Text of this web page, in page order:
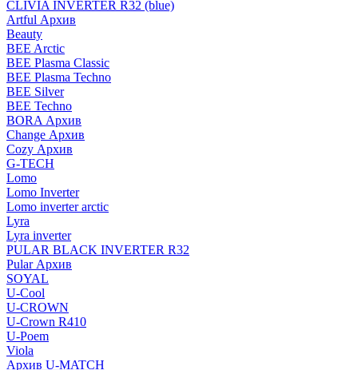
CLIVIA INVERTER R32 (blue)
Artful Архив
Beauty
BEE Arctic
BEE Plasma Classic
BEE Plasma Techno
BEE Silver
BEE Techno
BORA Архив
Change Архив
Cozy Архив
G-TECH
Lomo
Lomo Inverter
Lomo inverter arctic
Lyra
Lyra inverter
PULAR BLACK INVERTER R32
Pular Архив
SOYAL
U-Cool
U-CROWN
U-Crown R410
U-Poem
Viola
Архив U-MATCH